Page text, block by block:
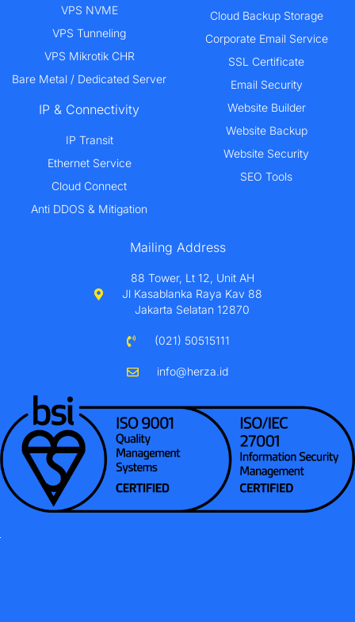
VPS NVME
VPS Tunneling
VPS Mikrotik CHR
Bare Metal / Dedicated Server
IP & Connectivity
IP Transit
Ethernet Service
Cloud Connect
Anti DDOS & Mitigation
Cloud Backup Storage
Corporate Email Service
SSL Certificate
Email Security
Website Builder
Website Backup
Website Security
SEO Tools
Mailing Address
88 Tower, Lt 12, Unit AH
Jl Kasablanka Raya Kav 88
Jakarta Selatan 12870
(021) 50515111
info@herza.id